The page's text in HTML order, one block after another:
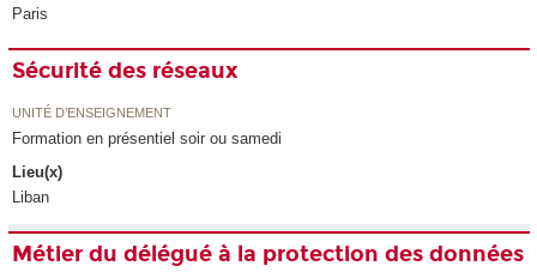
Paris
Sécurité des réseaux
UNITÉ D’ENSEIGNEMENT
Formation en présentiel soir ou samedi
Lieu(x)
Liban
Métier du délégué à la protection des données